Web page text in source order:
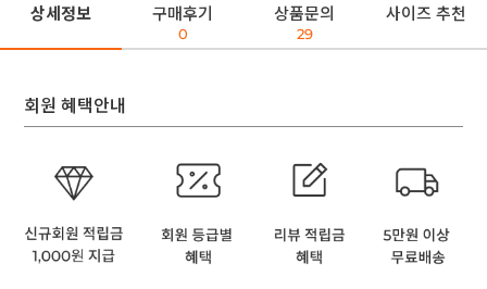
상세정보 구매후기
0
상품문의
29
사이즈 추천
회원 혜택안내